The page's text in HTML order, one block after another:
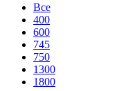
Все
400
600
745
750
1300
1800